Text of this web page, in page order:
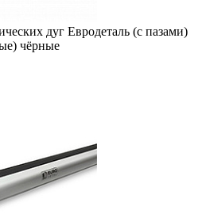
дуг Евродеталь (с пазами)
чёрные